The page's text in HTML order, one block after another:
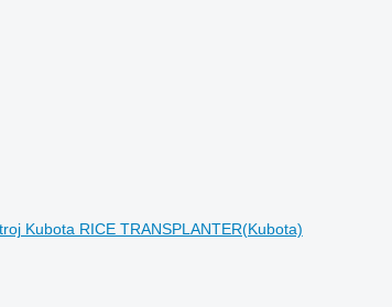
Kubota RICE TRANSPLANTER(Kubota)